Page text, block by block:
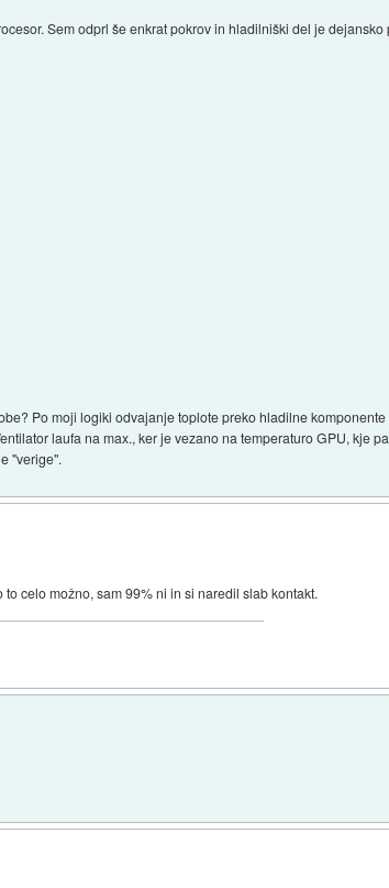
Sem odprl še enkrat pokrov in hladilniški del je
Po moji logiki odvajanje toplote preko hladilne
laufa na max., ker je vezano na temperaturo GPU, kje
"verige".
celo možno, sam 99% ni in si naredil slab kontakt.